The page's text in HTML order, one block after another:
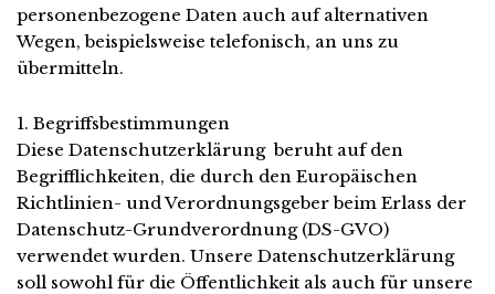
personenbezogene Daten auch auf alternativen
Wegen, beispielsweise telefonisch, an uns zu
übermitteln.
1. Begriffsbestimmungen
Diese Datenschutzerklärung beruht auf den
Begrifflichkeiten, die durch den Europäischen
Richtlinien- und Verordnungsgeber beim Erlass der
Datenschutz-Grundverordnung (DS-GVO)
verwendet wurden. Unsere Datenschutzerklärung
soll sowohl für die Öffentlichkeit als auch für unsere